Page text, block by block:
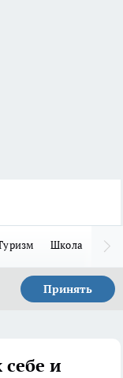
Школа
Принять
и